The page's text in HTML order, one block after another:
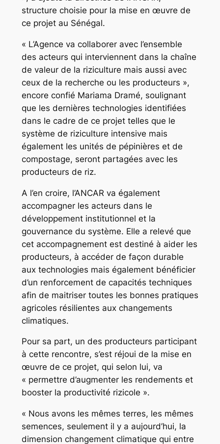
structure choisie pour la mise en œuvre de
ce projet au Sénégal.
« L’Agence va collaborer avec l’ensemble
des acteurs qui interviennent dans la chaîne
de valeur de la riziculture mais aussi avec
ceux de la recherche ou les producteurs »,
encore confié Mariama Dramé, soulignant
que les dernières technologies identifiées
dans le cadre de ce projet telles que le
système de riziculture intensive mais
également les unités de pépinières et de
compostage, seront partagées avec les
producteurs de riz.
A l’en croire, l’ANCAR va également
accompagner les acteurs dans le
développement institutionnel et la
gouvernance du système. Elle a relevé que
cet accompagnement est destiné à aider les
producteurs, à accéder de façon durable
aux technologies mais également bénéficier
d’un renforcement de capacités techniques
afin de maitriser toutes les bonnes pratiques
agricoles résilientes aux changements
climatiques.
Pour sa part, un des producteurs participant
à cette rencontre, s’est réjoui de la mise en
œuvre de ce projet, qui selon lui, va
« permettre d’augmenter les rendements et
booster la productivité rizicole ».
« Nous avons les mêmes terres, les mêmes
semences, seulement il y a aujourd’hui, la
dimension changement climatique qui entre